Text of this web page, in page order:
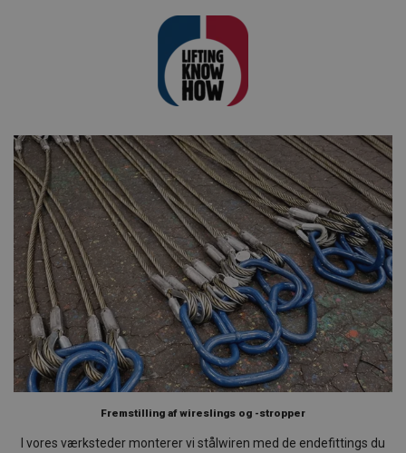
Fremstilling af wireslings og -stropper
I vores værksteder monterer vi stålwiren med de endefittings du